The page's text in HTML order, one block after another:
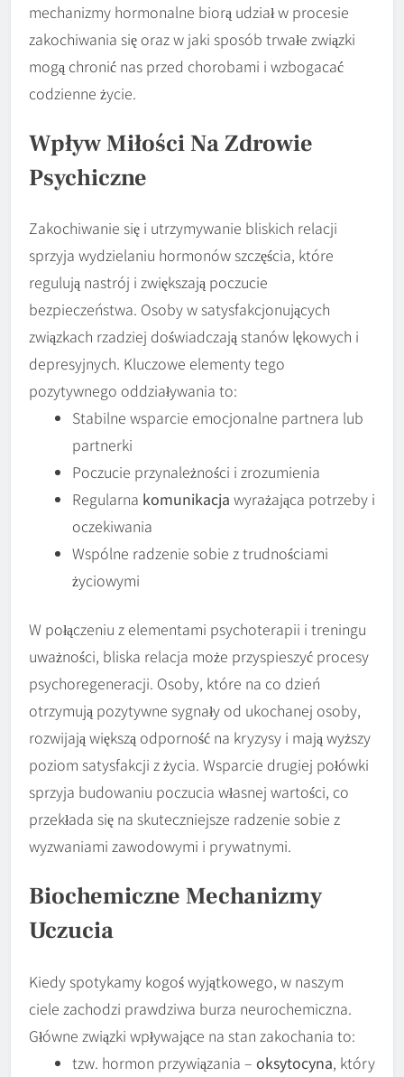
mechanizmy hormonalne biorą udział w procesie
zakochiwania się oraz w jaki sposób trwałe związki
mogą chronić nas przed chorobami i wzbogacać
codzienne życie.
Wpływ Miłości Na Zdrowie
Psychiczne
Zakochiwanie się i utrzymywanie bliskich relacji
sprzyja wydzielaniu hormonów szczęścia, które
regulują nastrój i zwiększają poczucie
bezpieczeństwa. Osoby w satysfakcjonujących
związkach rzadziej doświadczają stanów lękowych i
depresyjnych. Kluczowe elementy tego
pozytywnego oddziaływania to:
Stabilne wsparcie emocjonalne partnera lub
partnerki
Poczucie przynależności i zrozumienia
Regularna komunikacja wyrażająca potrzeby i
oczekiwania
Wspólne radzenie sobie z trudnościami
życiowymi
W połączeniu z elementami psychoterapii i treningu
uważności, bliska relacja może przyspieszyć procesy
psychoregeneracji. Osoby, które na co dzień
otrzymują pozytywne sygnały od ukochanej osoby,
rozwijają większą odporność na kryzysy i mają wyższy
poziom satysfakcji z życia. Wsparcie drugiej połówki
sprzyja budowaniu poczucia własnej wartości, co
przekłada się na skuteczniejsze radzenie sobie z
wyzwaniami zawodowymi i prywatnymi.
Biochemiczne Mechanizmy
Uczucia
Kiedy spotykamy kogoś wyjątkowego, w naszym
ciele zachodzi prawdziwa burza neurochemiczna.
Główne związki wpływające na stan zakochania to:
tzw. hormon przywiązania – oksytocyna, który